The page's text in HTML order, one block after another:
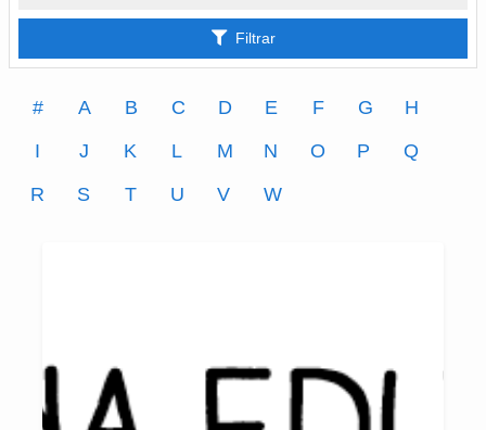
Filtrar
# A B C D E F G
H
I
J K L M N O P
Q
R
S T U V W